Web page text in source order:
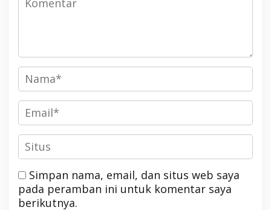
Simpan nama, email, dan situs web saya
pada peramban ini untuk komentar saya
berikutnya.